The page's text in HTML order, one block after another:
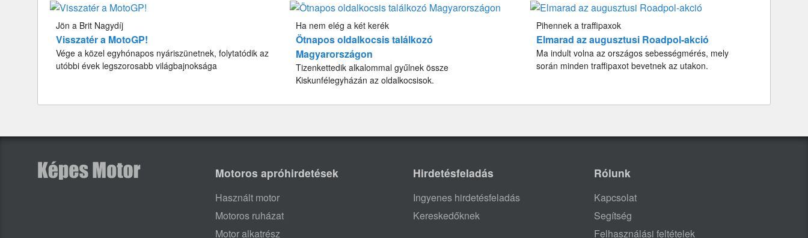
Jön a Brit Nagydíj
Visszatér a MotoGP!
Vége a közel egyhónapos nyáriszünetnek, folytatódik az
utóbbi évek legszorosabb világbajnoksága
Ha nem elég a két kerék
Ötnapos oldalkocsis találkozó
Magyarországon
Tizenkettedik alkalommal gyűlnek össze
Kiskunfélegyházán az oldalkocsisok.
Pihennek a traffipaxok
Elmarad az augusztusi Roadpol-akció
Ma indult volna az országos sebességmérés, mely
során minden traffipaxot bevetnek az utakon.
Motoros apróhirdetések
Használt motor
Motoros ruházat
Motor alkatrész
Hirdetésfeladás
Ingyenes hirdetésfeladás
Kereskedőknek
Rólunk
Kapcsolat
Segítség
Felhasználási feltételek